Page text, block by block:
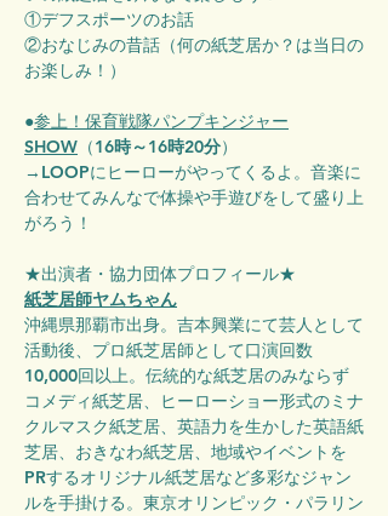
①デフスポーツのお話
②おなじみの昔話（何の紙芝居か？は当日の
お楽しみ！）
●参上！保育戦隊パンプキンジャー
SHOW （16時～16時20分）
→LOOPにヒーローがやってくるよ。音楽に
合わせてみんなで体操や手遊びをして盛り上
がろう！
★出演者・協力団体プロフィール★
紙芝居師ヤムちゃん
沖縄県那覇市出身。吉本興業にて芸人として
活動後、プロ紙芝居師として口演回数
10,000回以上。伝統的な紙芝居のみならず
コメディ紙芝居、ヒーローショー形式のミナ
クルマスク紙芝居、英語力を生かした英語紙
芝居、おきなわ紙芝居、地域やイベントを
PRするオリジナル紙芝居など多彩なジャン
ルを手掛ける。東京オリンピック・パラリン